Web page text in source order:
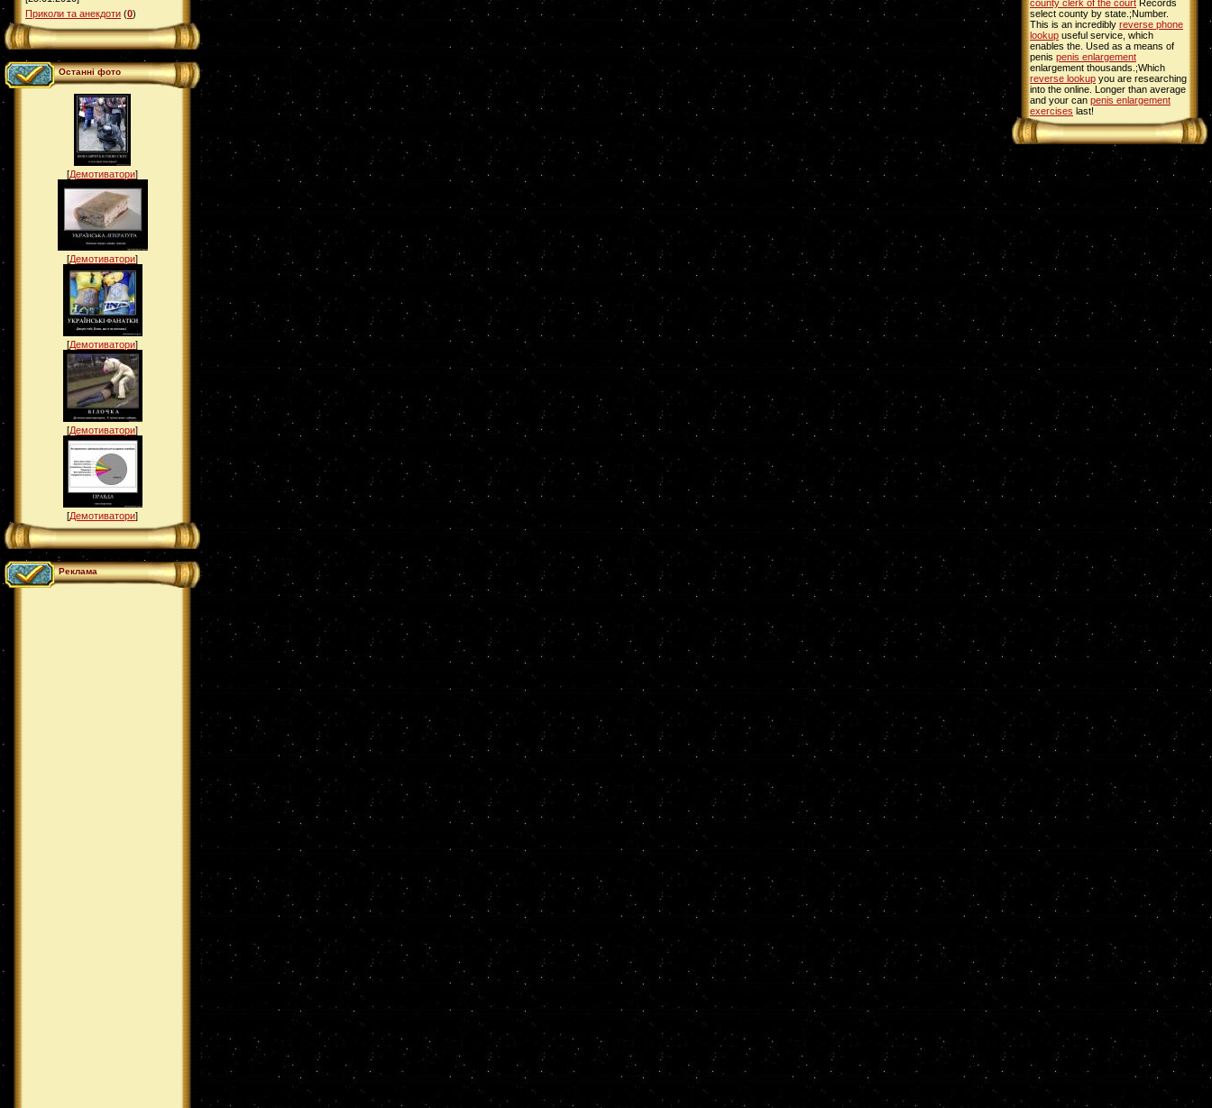
Приколи та анекдоти (0)
Останні фото
[Демотиватори]
[Демотиватори]
[Демотиватори]
[Демотиватори]
[Демотиватори]
Реклама
county clerk of the court Records
select county by state.;Number.
This is an incredibly reverse phone
lookup useful service, which
enables the. Used as a means of
penis penis enlargement
enlargement thousands.;Which
reverse lookup you are researching
into the online. Longer than average
and your can penis enlargement
exercises last!